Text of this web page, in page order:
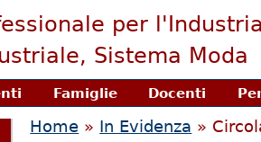
per
Sistema Moda
Famiglie Docenti
Tu sei qui
Home » In Evidenza »